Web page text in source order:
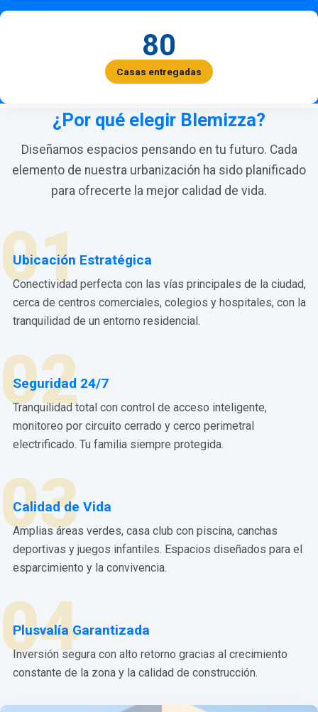
80
Casas entregadas
¿Por qué elegir Blemizza?
Diseñamos espacios pensando en tu futuro. Cada
elemento de nuestra urbanización ha sido planificado
para ofrecerte la mejor calidad de vida.
01
Ubicación Estratégica
Conectividad perfecta con las vías principales de la ciudad,
cerca de centros comerciales, colegios y hospitales, con la
tranquilidad de un entorno residencial.
02
Seguridad 24/7
Tranquilidad total con control de acceso inteligente,
monitoreo por circuito cerrado y cerco perimetral
electrificado. Tu familia siempre protegida.
03
Calidad de Vida
Amplias áreas verdes, casa club con piscina, canchas
deportivas y juegos infantiles. Espacios diseñados para el
esparcimiento y la convivencia.
04
Plusvalía Garantizada
Inversión segura con alto retorno gracias al crecimiento
constante de la zona y la calidad de construcción.